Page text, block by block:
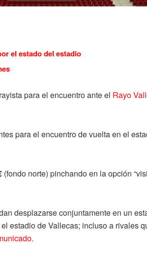
el estado del estadio
para el encuentro ante el Rayo
para el encuentro de vuelta en el
(fondo norte) pinchando en la opción
desplazarse conjuntamente en un
estadio de Vallecas; incluso a rivales